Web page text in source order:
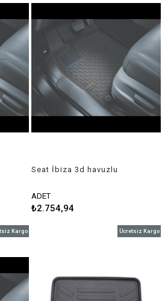
Seat İbiza 3d havuzlu
ADET
₺2.754,94
Kargo Ücretsiz Kargo